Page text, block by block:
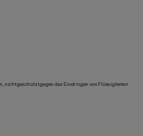
nicht geschützt gegen das Eindringen von Flüssigkeiten.